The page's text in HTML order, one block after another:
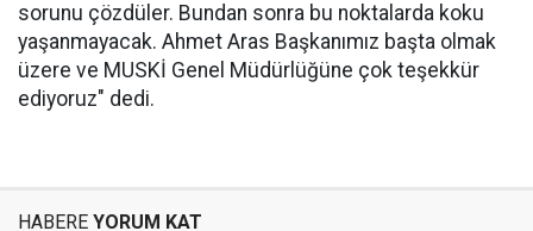
sorunu çözdüler. Bundan sonra bu noktalarda koku
yaşanmayacak. Ahmet Aras Başkanımız başta olmak
üzere ve MUSKİ Genel Müdürlüğüne çok teşekkür
ediyoruz" dedi.
HABERE YORUM KAT